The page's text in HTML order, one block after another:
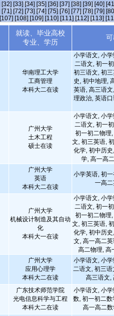
[32] [33] [34] [35] [36] [37] [38] [39] [40]
[71] [72] [73] [74] [75] [76] [77] [78] [79]
[107] [108] [109] [110] [111] [112] [113]
就读、毕业高校
专业、学历
华南理工大学
工商管理
本科大二在读
小学语文, 小
二语文, 初一
初三语文, 初
史, 初中地理,
英语, 高三语
理政治, 英语
广州大学
土木工程
硕士在读
小学语文, 小
二语文, 初一
初一初二物理
文, 初三英语,
化学, 初中历
学, 高一高
广州大学
英语
本科大二在读
小学英语, 初
一高
广州大学
机械设计制造及其自动
化
本科大一在读
小学语文, 小
二语文, 初一
初一初二物理
文, 初三英语,
化学, 初中历
文, 高一高二
高二物理, 高
广州大学
应用心理学
本科大二在读
小学语文, 小
二语文, 初三
高三语文,
广东技术师范学院
光电信息科学与工程
本科大二在读
小学语文, 小
数, 初一初二
高一高二